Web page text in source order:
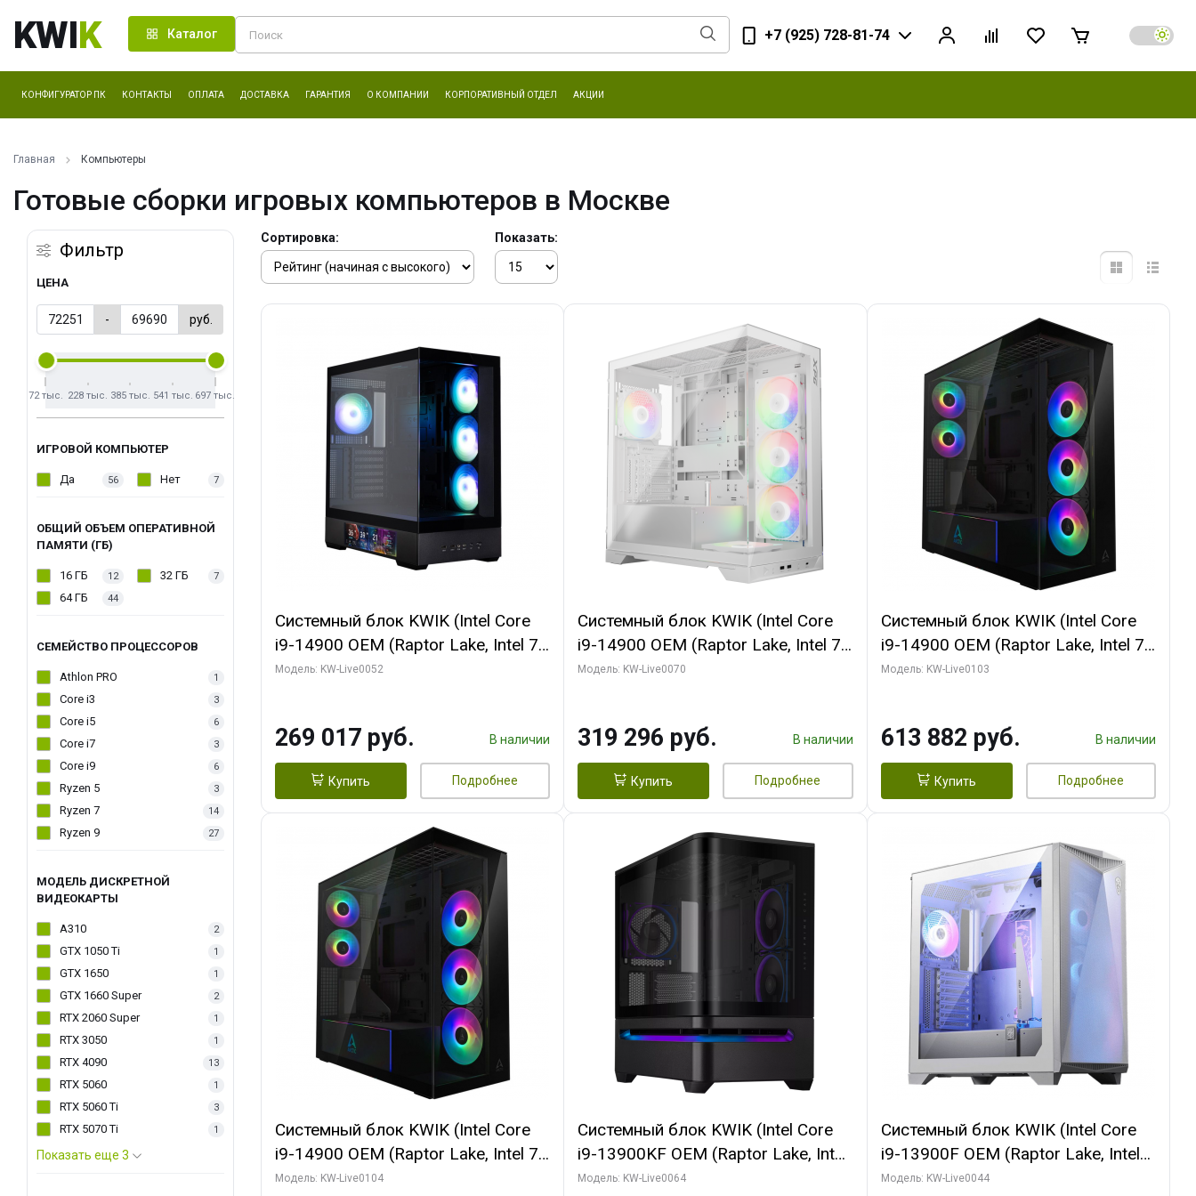
KWIK Каталог +7 (925) 728-81-74
КОНФИГУРАТОР ПК КОНТАКТЫ ОПЛАТА ДОСТАВКА ГАРАНТИЯ О КОМПАНИИ КОРПОРАТИВНЫЙ ОТДЕЛ АКЦИИ
Главная Компьютеры
Готовые сборки игровых компьютеров в Москве
Фильтр
ЦЕНА
- руб.
72 тыс. 228 тыс. 385 тыс. 541 тыс. 697 тыс.
ИГРОВОЙ КОМПЬЮТЕР
Да 56 Нет 7
ОБЩИЙ ОБЪЕМ ОПЕРАТИВНОЙ
ПАМЯТИ (ГБ)
16 ГБ 12 32 ГБ 7
64 ГБ 44
СЕМЕЙСТВО ПРОЦЕССОРОВ
Athlon PRO 1
Core i3 3
Core i5 6
Core i7 3
Core i9 6
Ryzen 5 3
Ryzen 7 14
Ryzen 9 27
МОДЕЛЬ ДИСКРЕТНОЙ
ВИДЕОКАРТЫ
A310 2
GTX 1050 Ti 1
GTX 1650 1
GTX 1660 Super 2
RTX 2060 Super 1
RTX 3050 1
RTX 4090 13
RTX 5060 1
RTX 5060 Ti 3
RTX 5070 Ti 1
Показать еще 3
Сортировка: Показать:
Системный блок KWIK (Intel Core
i9-14900 OEM (Raptor Lake, Intel 7,
C24 16EC/8PC// 64 ГБ ОЗУ (2
256bit 3xDP HD/ 512 ГБ SSD)
Модель: KW-Live0052
269 017 руб. В наличии
Купить Подробнее
Системный блок KWIK (Intel Core
i9-14900 OEM (Raptor Lake, Intel 7,
C24 16EC/8PC// 64 ГБ ОЗУ (2
GDDR7 256bit/ 960 ГБ SSD)
Модель: KW-Live0070
319 296 руб. В наличии
Купить Подробнее
Системный блок KWIK (Intel Core
i9-14900 OEM (Raptor Lake, Intel 7,
C24 16EC/8PC// 64 ГБ ОЗУ (2
Turbo/ 960 ГБ SSD)
Модель: KW-Live0103
613 882 руб. В наличии
Купить Подробнее
Системный блок KWIK (Intel Core
i9-14900 OEM (Raptor Lake, Intel 7,
C24 16EC/8PC// 64 ГБ ОЗУ (2
Модель: KW-Live0104
Системный блок KWIK (Intel Core
i9-13900KF OEM (Raptor Lake, Intel
7, C24 16EC/8P/ 64 ГБ ОЗУ (2
Модель: KW-Live0064
Системный блок KWIK (Intel Core
i9-13900F OEM (Raptor Lake, Intel
7, Efficient-co/ 32 ГБ ОЗУ (2
Модель: KW-Live0044